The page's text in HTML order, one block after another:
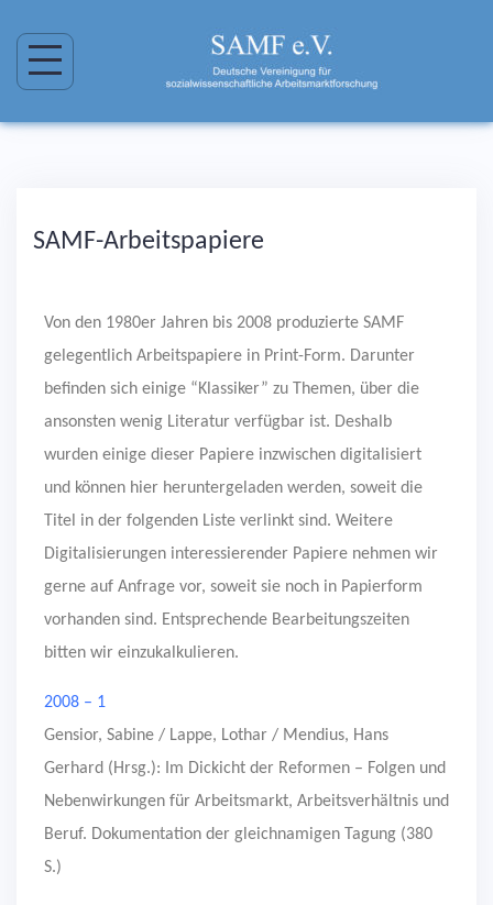
SAMF-Arbeitspapiere
Von den 1980er Jahren bis 2008 produzierte SAMF
gelegentlich Arbeitspapiere in Print-Form. Darunter
befinden sich einige “Klassiker” zu Themen, über die
ansonsten wenig Literatur verfügbar ist. Deshalb
wurden einige dieser Papiere inzwischen digitalisiert
und können hier heruntergeladen werden, soweit die
Titel in der folgenden Liste verlinkt sind. Weitere
Digitalisierungen interessierender Papiere nehmen wir
gerne auf Anfrage vor, soweit sie noch in Papierform
vorhanden sind. Entsprechende Bearbeitungszeiten
bitten wir einzukalkulieren.
2008 – 1
Gensior, Sabine / Lappe, Lothar / Mendius, Hans
Gerhard (Hrsg.): Im Dickicht der Reformen – Folgen und
Nebenwirkungen für Arbeitsmarkt, Arbeitsverhältnis und
Beruf. Dokumentation der gleichnamigen Tagung (380
S.)